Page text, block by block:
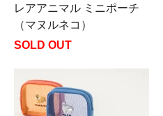
レアアニマル ミニポーチ
（マヌルネコ）
SOLD OUT